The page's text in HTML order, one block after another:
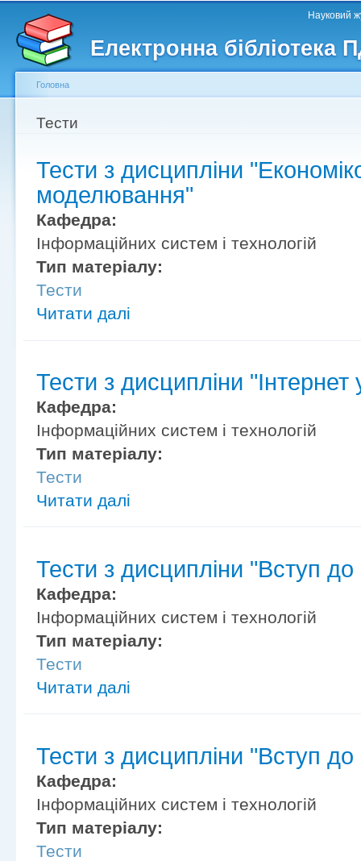
Електронна бібліотека
Головне меню Науковий
Другорядне меню
Ви є тут
Головна
Тести
Тести з дисципліни
моделювання"
Кафедра:
Інформаційних систем і технологій
Тип матеріалу:
Тести
Читати далі
Тести з дисципліни "Інтернет
Кафедра:
Інформаційних систем і технологій
Тип матеріалу:
Тести
Читати далі
Тести з дисципліни "Вступ
Кафедра:
Інформаційних систем і технологій
Тип матеріалу:
Тести
Читати далі
Тести з дисципліни "Вступ
Кафедра:
Інформаційних систем і технологій
Тип матеріалу:
Тести